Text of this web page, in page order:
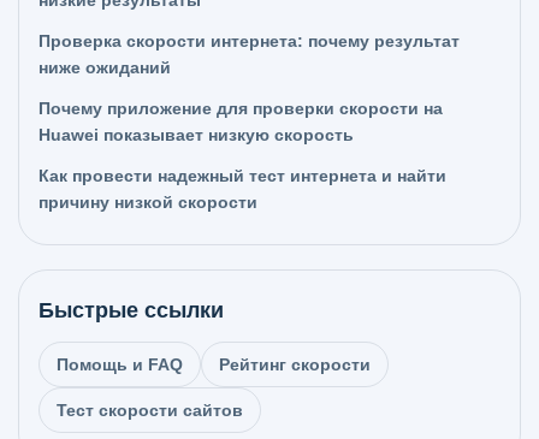
Проверка скорости интернета: почему результат
ниже ожиданий
Почему приложение для проверки скорости на
Huawei показывает низкую скорость
Как провести надежный тест интернета и найти
причину низкой скорости
Быстрые ссылки
Помощь и FAQ Рейтинг скорости
Тест скорости сайтов